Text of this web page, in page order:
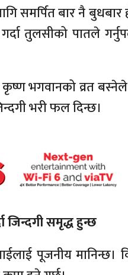
समर्पित बार नै
तुलसीको पातले
भगवानको व्रत
भरी फल दिन्छ।
जिन्दगी समृद्ध हुन्छ
पूजनीय